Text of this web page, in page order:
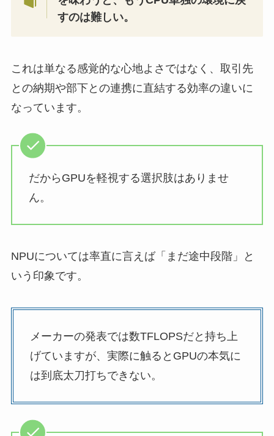
すのは難しい。
これは単なる感覚的な心地よさではなく、取引先
との納期や部下との連携に直結する効率の違いに
なっています。
だからGPUを軽視する選択肢はありませ
ん。
NPUについては率直に言えば「まだ途中段階」と
いう印象です。
メーカーの発表では数TFLOPSだと持ち上
げていますが、実際に触るとGPUの本気に
は到底太刀打ちできない。